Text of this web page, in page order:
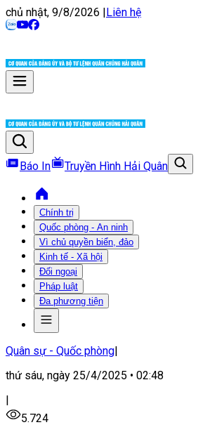
chủ nhật, 9/8/2026 |Liên hệ
Báo In Truyền Hình Hải Quân
Chính trị
Quốc phòng - An ninh
Vì chủ quyền biển, đảo
Kinh tế - Xã hội
Đối ngoại
Pháp luật
Đa phương tiện
Quân sự - Quốc phòng|
thứ sáu, ngày 25/4/2025 • 02:48
|
5.724